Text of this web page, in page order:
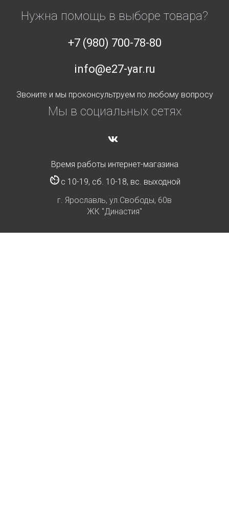
Нужна помощь в выборе товара?
+7 (980) 700-78-80
info@e27-yar.ru
Звоните и мы проконсультруем по любому вопросу
Мы в социальных сетях
Время работы интернет-магазина
с 10-19, сб. 10-18, вс. выходной
г. Ярославль, ул.Свободы, 60в
ЖК "Династия"